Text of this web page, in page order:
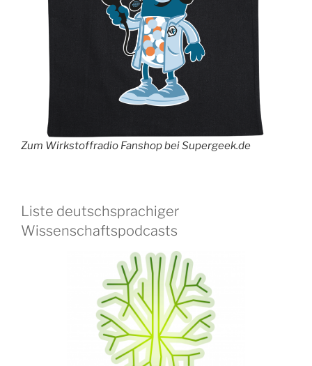
Zum Wirkstoffradio Fanshop bei Supergeek.de
Liste deutschsprachiger
Wissenschaftspodcasts